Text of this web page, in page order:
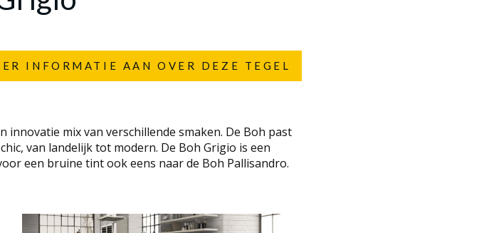
INFORMATIE AAN OVER DEZE TEGEL
mix van verschillende smaken. De Boh past
van landelijk tot modern. De Boh Grigio is een
een bruine tint ook eens naar de Boh Pallisandro.